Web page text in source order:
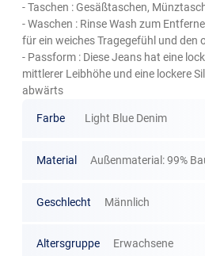
- Taschen : Gesäßtaschen,
- Waschen : Rinse Wash zum
für ein weiches Tragegefühl und den
- Passform : Diese Jeans hat eine
mittlerer Leibhöhe und eine lockere
abwärts
Farbe Light Blue Denim
Material Außenmaterial: 99%
Geschlecht Männlich
Altersgruppe Erwachsene